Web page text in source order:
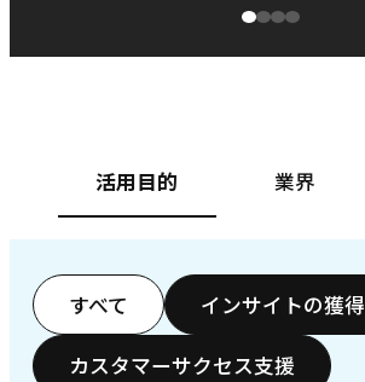
活用目的 業界
すべて インサイトの獲得
カスタマーサクセス支援